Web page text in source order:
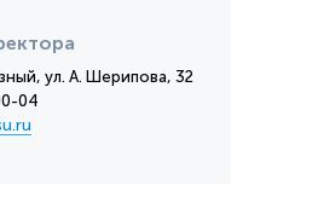
ул. А. Шерипова, 32
04